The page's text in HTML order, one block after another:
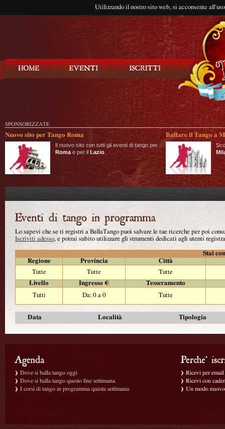
Utilizzando il nostro sito web, si acconsente
SPONSORIZZATE
Nuovo sito per Tango Roma
Il nuovo sito con tutti gli eventi di tango per
Roma e per il Lazio
Ballare il Tango a
Lo sapevi che se ti registri a BallaTango puoi salvare le tue ricerche per poi
Iscriviti adesso, e potrai subito utilizzare gli strumenti dedicati agli utenti
Stai
Regione
Provincia
Città
Tutte
Tutte
Tutte
Livello
Ingresso €
Tesseramento
Tutti
Da: 0 a 0 Tutte
Data Località Tipologia
Dove si balla tango oggi
Dove si balla tango questo fine settimana
I corsi di tango in programma questa settimana
Ricevi per
Ricevi con
Un modo